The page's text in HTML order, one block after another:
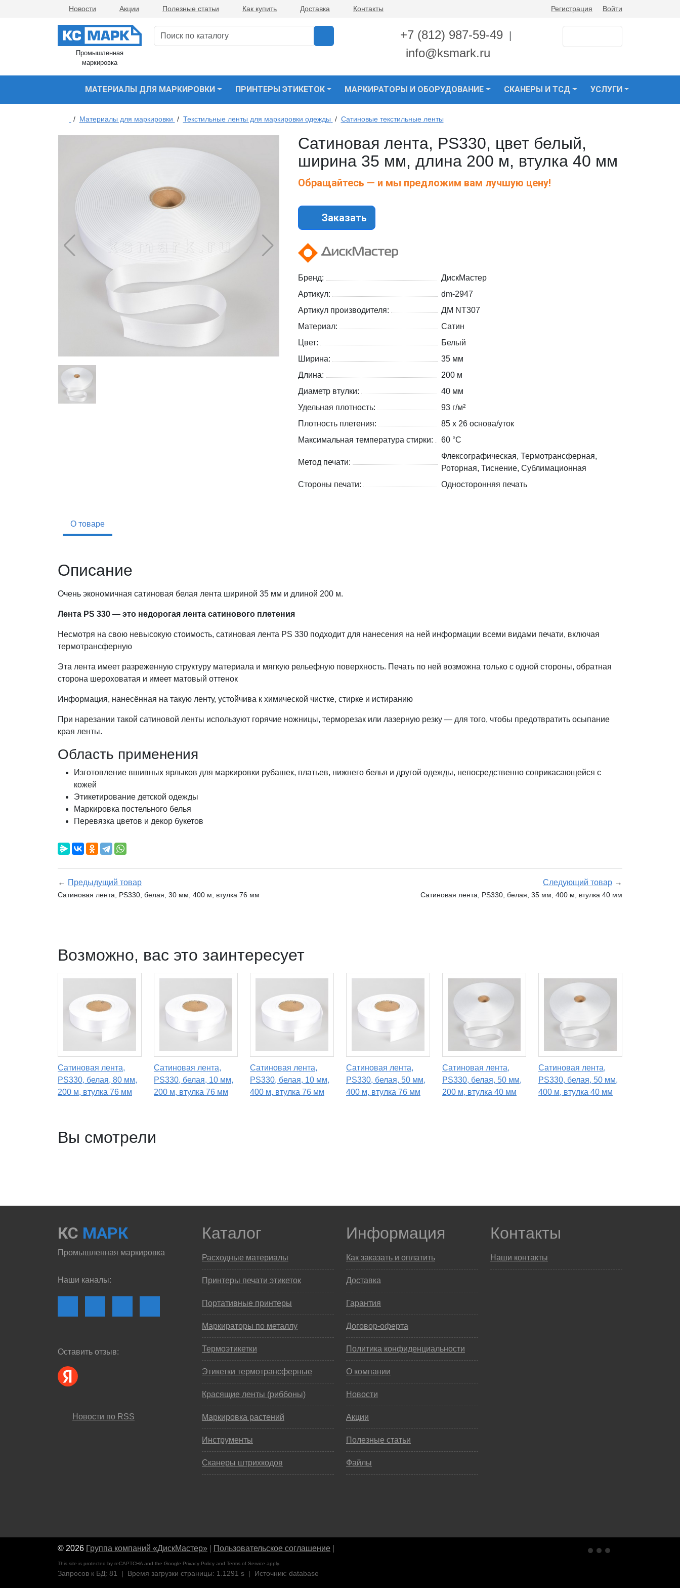
Новости Акции Полезные статьи Как купить Доставка Контакты Регистрация Войти
Промышленная
маркировка
+7 (812) 987-59-49
info@ksmark.ru
МАТЕРИАЛЫ ДЛЯ МАРКИРОВКИ ПРИНТЕРЫ ЭТИКЕТОК МАРКИРАТОРЫ И ОБОРУДОВАНИЕ СКАНЕРЫ И ТСД УСЛУГИ
/ Материалы для маркировки / Текстильные ленты для маркировки одежды / Сатиновые текстильные ленты
Сатиновая лента, PS330, цвет белый,
ширина 35 мм, длина 200 м, втулка 40 мм
Обращайтесь — и мы предложим вам лучшую цену!
Заказать
Бренд:
ДискМастер
Артикул:
dm-2947
Артикул производителя:
ДМ NT307
Материал:
Сатин
Цвет:
Белый
Ширина:
35 мм
Длина:
200 м
Диаметр втулки:
40 мм
Удельная плотность:
93 г/м²
Плотность плетения:
85 х 26 основа/уток
Максимальная температура стирки:
60 °C
Метод печати:
Флексографическая, Термотрансферная,
Роторная, Тиснение, Сублимационная
Стороны печати:
Односторонняя печать
О товаре
Описание
Очень экономичная сатиновая белая лента шириной 35 мм и длиной 200 м.
Лента PS 330 — это недорогая лента сатинового плетения
Несмотря на свою невысокую стоимость, сатиновая лента PS 330 подходит для нанесения на ней информации всеми видами печати, включая
термотрансферную
Эта лента имеет разреженную структуру материала и мягкую рельефную поверхность. Печать по ней возможна только с одной стороны, обратная
сторона шероховатая и имеет матовый оттенок
Информация, нанесённая на такую ленту, устойчива к химической чистке, стирке и истиранию
При нарезании такой сатиновой ленты используют горячие ножницы, терморезак или лазерную резку — для того, чтобы предотвратить осыпание
края ленты.
Область применения
Изготовление вшивных ярлыков для маркировки рубашек, платьев, нижнего белья и другой одежды, непосредственно соприкасающейся с
кожей
Этикетирование детской одежды
Маркировка постельного белья
Перевязка цветов и декор букетов
← Предыдущий товар
Сатиновая лента, PS330, белая, 30 мм, 400 м, втулка 76 мм
Следующий товар →
Сатиновая лента, PS330, белая, 35 мм, 400 м, втулка 40 мм
Возможно, вас это заинтересует
Сатиновая лента,
PS330, белая, 80 мм,
200 м, втулка 76 мм
Сатиновая лента,
PS330, белая, 10 мм,
200 м, втулка 76 мм
Сатиновая лента,
PS330, белая, 10 мм,
400 м, втулка 76 мм
Сатиновая лента,
PS330, белая, 50 мм,
400 м, втулка 76 мм
Сатиновая лента,
PS330, белая, 50 мм,
200 м, втулка 40 мм
Сатиновая лента,
PS330, белая, 50 мм,
400 м, втулка 40 мм
Вы смотрели
КС МАРК
Промышленная маркировка
Наши каналы:
Оставить отзыв:
Новости по RSS
Каталог
Расходные материалы
Принтеры печати этикеток
Портативные принтеры
Маркираторы по металлу
Термоэтикетки
Этикетки термотрансферные
Красящие ленты (риббоны)
Маркировка растений
Инструменты
Сканеры штрихкодов
Информация
Как заказать и оплатить
Доставка
Гарантия
Договор-оферта
Политика конфиденциальности
О компании
Новости
Акции
Полезные статьи
Файлы
Контакты
Наши контакты
© 2026 Группа компаний «ДискМастер» Пользовательское соглашение
This site is protected by reCAPTCHA and the Google Privacy Policy and Terms of Service apply.
Запросов к БД: 81 | Время загрузки страницы: 1.1291 s | Источник: database